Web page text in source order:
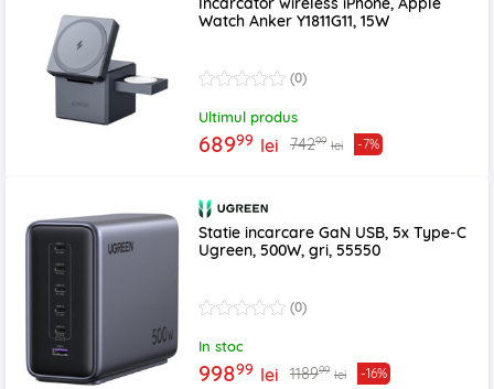
Watch Anker Y1811G11, 15W
(0)
Ultimul produs
68999 lei 74299 lei -7%
Statie incarcare GaN USB, 5x Type-C
Ugreen, 500W, gri, 55550
(0)
In stoc
99899 lei 118999 lei -16%